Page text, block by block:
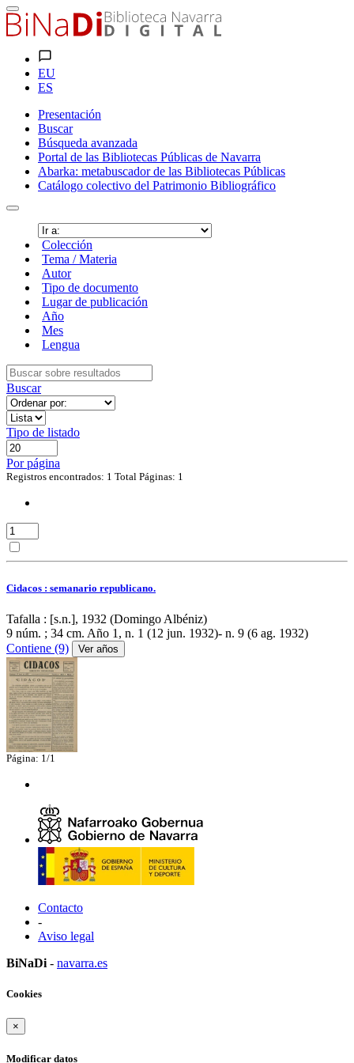
EU
ES
Presentación
Buscar
Búsqueda avanzada
Portal de las Bibliotecas Públicas de Navarra
Abarka: metabuscador de las Bibliotecas Públicas
Catálogo colectivo del Patrimonio Bibliográfico
Colección
Tema / Materia
Autor
Tipo de documento
Lugar de publicación
Año
Mes
Lengua
Buscar
Tipo de listado
Por página
Registros encontrados: 1 Total Páginas: 1
Cidacos : semanario republicano.
Tafalla : [s.n.], 1932 (Domingo Albéniz)
9 núm. ; 34 cm. Año 1, n. 1 (12 jun. 1932)- n. 9 (6 ag. 1932)
Contiene (9)
Ver años
Página: 1/1
Contacto
-
Aviso legal
BiNaDi - navarra.es
Cookies
×
Modificar datos